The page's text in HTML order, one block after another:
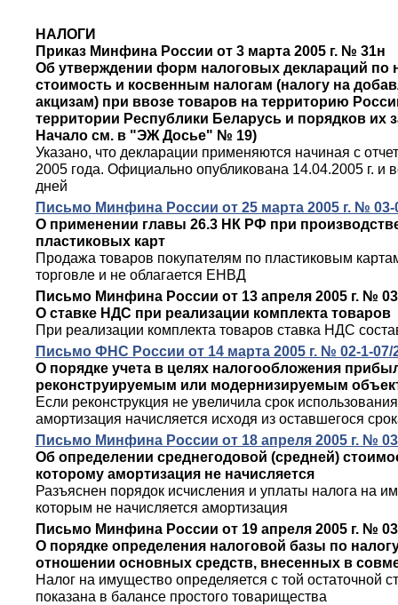
НАЛОГИ
Приказ Минфина России от 3 марта 2005 г. № 31н
Об утверждении форм налоговых деклараций по
стоимость и косвенным налогам (налогу на
акцизам) при ввозе товаров на территорию
территории Республики Беларусь и порядков их
Начало см. в "ЭЖ Досье" № 19)
Указано, что декларации применяются начиная с
2005 года. Официально опубликована 14.04.2005 г. и
дней
Письмо Минфина России от 25 марта 2005 г. № 03-
О применении главы 26.3 НК РФ при
пластиковых карт
Продажа товаров покупателям по пластиковым
торговле и не облагается ЕНВД
Письмо Минфина России от 13 апреля 2005 г. №
О ставке НДС при реализации комплекта товаров
При реализации комплекта товаров ставка НДС
Письмо ФНС России от 14 марта 2005 г. № 02-1-07/
О порядке учета в целях налогообложения
реконструируемым или модернизируемым
Если реконструкция не увеличила срок
амортизация начисляется исходя из оставшегося
Письмо Минфина России от 18 апреля 2005 г. №
Об определении среднегодовой (средней)
которому амортизация не начисляется
Разъяснен порядок исчисления и уплаты налога на
которым не начисляется амортизация
Письмо Минфина России от 19 апреля 2005 г. №
О порядке определения налоговой базы по
отношении основных средств, внесенных в
Налог на имущество определяется с той остаточной
показана в балансе простого товарищества